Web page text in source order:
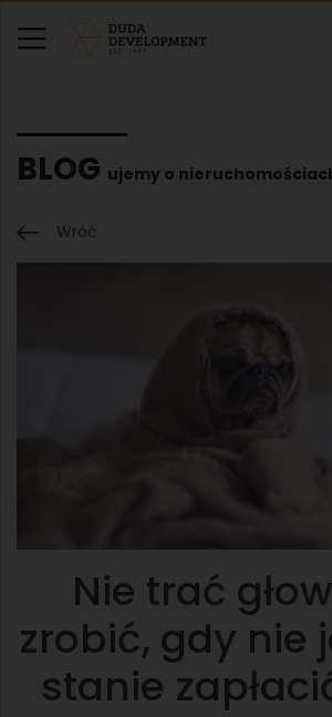
BLOG ujemy o
Wróć
Nie trać
zrobić, gdy nie
stanie